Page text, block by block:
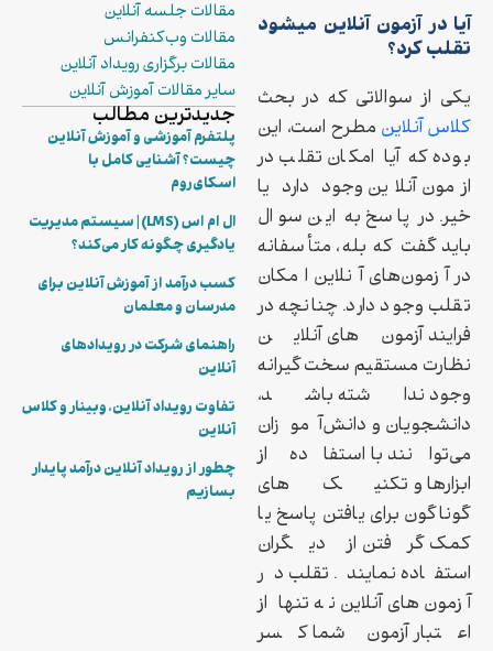
آیا در آزمون آنلاین میشود
تقلب کرد؟
یکی از سوالاتی که در بحث
کلاس آنلاین مطرح است، این
بوده که آیا امکان تقلب در
ازمون آنلاین وجود دارد یا
خیر. در پاسخ به این سوال
باید گفت که بله، متأسفانه
در آزمون‌های آنلاین امکان
تقلب وجود دارد. چنانچه در
فرایند آزمون‌های آنلاین
نظارت مستقیم سخت‌گیرانه
وجود نداشته باشد،
دانشجویان و دانش‌آموزان
می‌توانند با استفاده از
ابزارها و تکنیک‌های
گوناگون برای یافتن پاسخ یا
کمک گرفتن از دیگران
استفاده نمایند. تقلب در
آزمون‌های آنلاین نه تنها از
اعتبار آزمون شما کسر
مقالات جلسه آنلاین
مقالات وب‌کنفرانس
مقالات برگزاری رویداد آنلاین
سایر مقالات آموزش آنلاین
جدیدترین مطالب
پلتفرم آموزشی و آموزش آنلاین
چیست؟ آشنایی کامل با
اسکای‌روم
ال ام اس (LMS) | سیستم مدیریت
یادگیری چگونه کار می‌کند؟
کسب درآمد از آموزش آنلاین برای
مدرسان و معلمان
راهنمای شرکت در رویدادهای
آنلاین
تفاوت رویداد آنلاین، وبینار و کلاس
آنلاین
چطور از رویداد آنلاین درآمد پایدار
بسازیم